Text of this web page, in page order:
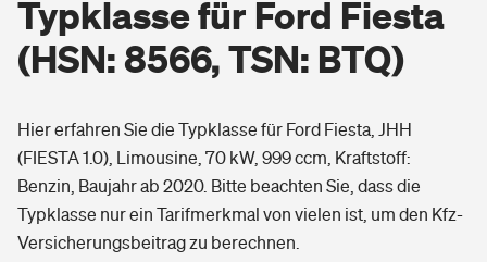
Berufsunfähigkeitsversicherung
Erwerbsunfähigkeitsversicherung
Grundfähigkeitsversicherung
Arbeitsrechtsschutz
Berufshaftpflichtversicherung
Wohnen
Elementarversicherung
Freizeit
Pri­vate Haft­pflicht­
Gesundheit
Typklasse für Ford Fiesta
(HSN: 8566, TSN: BTQ)
Hier erfahren Sie die Typklasse für Ford Fiesta, JHH
(FIESTA 1.0), Limousine, 70 kW, 999 ccm, Kraftstoff:
Benzin, Baujahr ab 2020. Bitte beachten Sie, dass die
Typklasse nur ein Tarifmerkmal von vielen ist, um den Kfz-
Versicherungsbeitrag zu berechnen.